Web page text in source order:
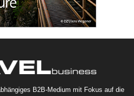
B2B-Medium mit Fokus auf die